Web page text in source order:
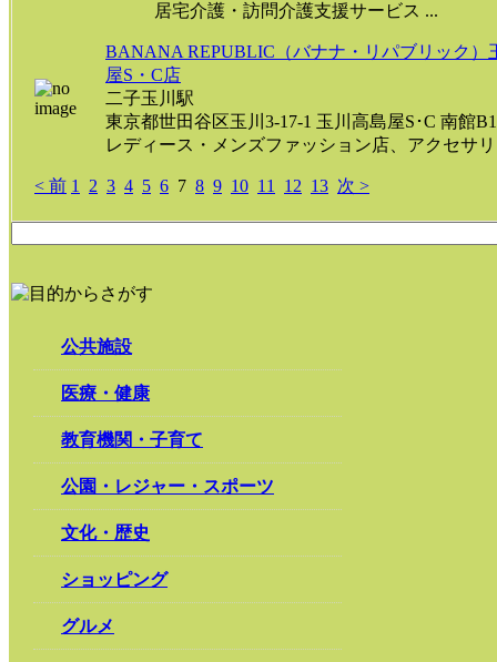
居宅介護・訪問介護支援サービス ...
BANANA REPUBLIC（バナナ・リパブリック）
屋S・C店
二子玉川駅
東京都世田谷区玉川3-17-1 玉川高島屋S･C 南館
レディース・メンズファッション店、アクセサ
< 前 1 2 3 4 5 6 7 8 9 10 11 12 13 次 >
公共施設
医療・健康
教育機関・子育て
公園・レジャー・スポーツ
文化・歴史
ショッピング
グルメ